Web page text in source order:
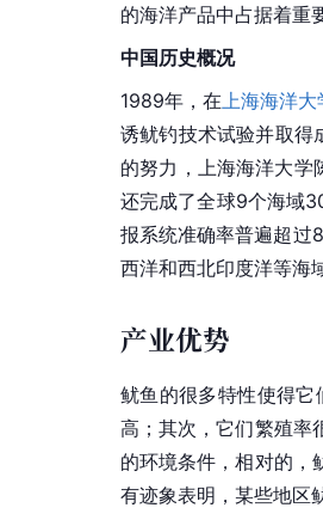
的海洋产品中占据着重
中国历史概况
1989年，在 上海海洋大
诱鱿钓技术试验并取得
的努力，上海海洋大学
还完成了全球9个海域
报系统准确率普遍超过
西洋和西北印度洋等海
产业优势
鱿鱼的很多特性使得
高；其次，它们繁殖率
的环境条件，相对的，
有迹象表明，某些地区